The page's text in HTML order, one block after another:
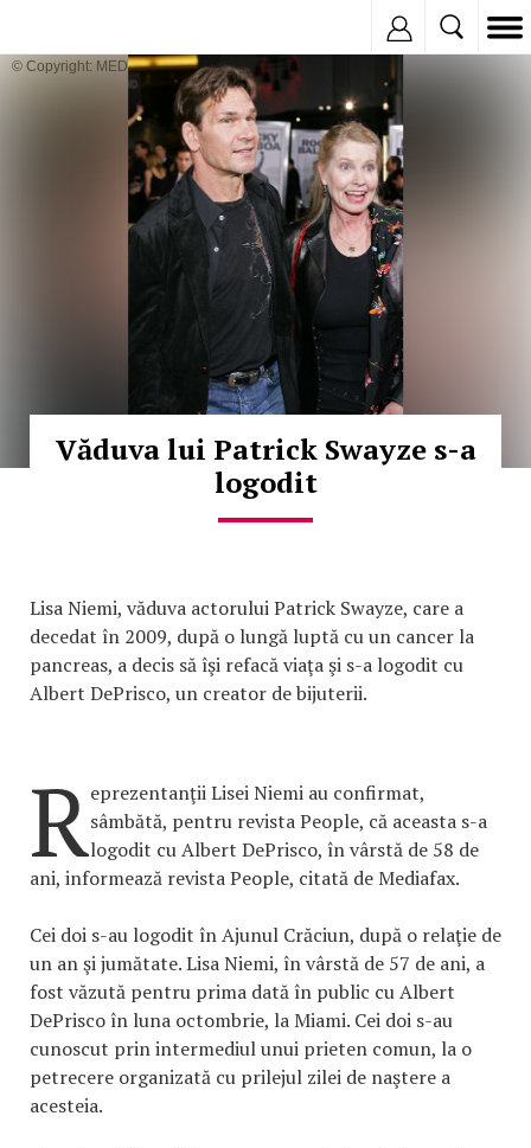
© Copyright: MEDIAFAX
Văduva lui Patrick Swayze s-a
logodit
Lisa Niemi, văduva actorului Patrick Swayze, care a
decedat în 2009, după o lungă luptă cu un cancer la
pancreas, a decis să îşi refacă viaţa şi s-a logodit cu
Albert DePrisco, un creator de bijuterii.
Reprezentanţii Lisei Niemi au confirmat,
sâmbătă, pentru revista People, că aceasta s-a
logodit cu Albert DePrisco, în vârstă de 58 de
ani, informează revista People, citată de Mediafax.
Cei doi s-au logodit în Ajunul Crăciun, după o relaţie de
un an şi jumătate. Lisa Niemi, în vârstă de 57 de ani, a
fost văzută pentru prima dată în public cu Albert
DePrisco în luna octombrie, la Miami. Cei doi s-au
cunoscut prin intermediul unui prieten comun, la o
petrecere organizată cu prilejul zilei de naştere a
acesteia.